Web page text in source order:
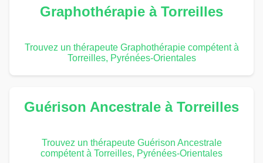
Graphothérapie à Torreilles
Trouvez un thérapeute Graphothérapie compétent à
Torreilles, Pyrénées-Orientales
Guérison Ancestrale à Torreilles
Trouvez un thérapeute Guérison Ancestrale
compétent à Torreilles, Pyrénées-Orientales